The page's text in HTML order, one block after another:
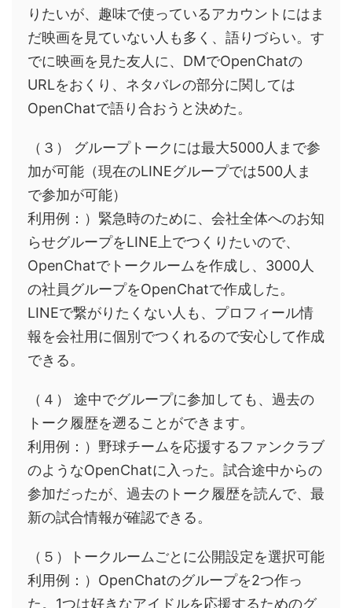
りたいが、趣味で使っているアカウントにはま
だ映画を見ていない人も多く、語りづらい。す
でに映画を見た友人に、DMでOpenChatの
URLをおくり、ネタバレの部分に関しては
OpenChatで語り合おうと決めた。
（３） グループトークには最大5000人まで参
加が可能（現在のLINEグループでは500人ま
で参加が可能）
利用例：）緊急時のために、会社全体へのお知
らせグループをLINE上でつくりたいので、
OpenChatでトークルームを作成し、3000人
の社員グループをOpenChatで作成した。
LINEで繋がりたくない人も、プロフィール情
報を会社用に個別でつくれるので安心して作成
できる。
（４） 途中でグループに参加しても、過去の
トーク履歴を遡ることができます。
利用例：）野球チームを応援するファンクラブ
のようなOpenChatに入った。試合途中からの
参加だったが、過去のトーク履歴を読んで、最
新の試合情報が確認できる。
（５）トークルームごとに公開設定を選択可能
利用例：）OpenChatのグループを2つ作っ
た。1つは好きなアイドルを応援するためのグ